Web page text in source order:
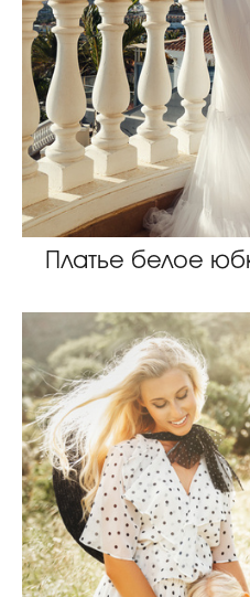
Платье белое